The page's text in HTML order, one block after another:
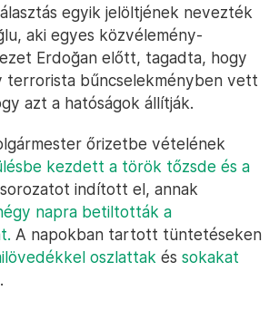
egyik jelöltjének nevezték
aki egyes közvélemény-
Erdoğan előtt, tagadta, hogy
terrorista bűncselekményben vett
azt a hatóságok állítják.
őrizetbe vételének
kezdett a török tőzsde és a
indított el, annak
napra betiltották a
A napokban tartott tüntetéseken
oszlattak és sokakat
.